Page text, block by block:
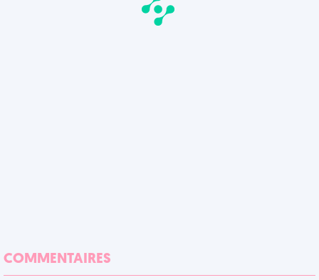
COMMENTAIRES